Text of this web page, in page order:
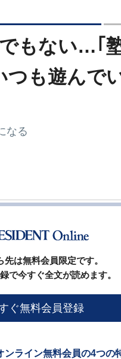
もない…｢
つも遊んで
なる
先は無料会員限定です。
で今すぐ全文が読めます。
ぐ無料会員登録
ンライン無料会員の4つの